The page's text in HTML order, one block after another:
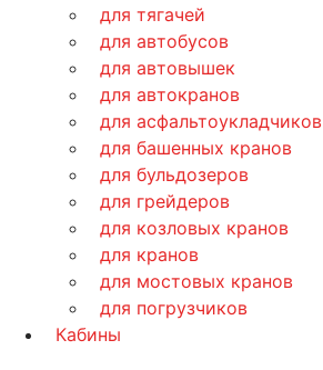
для тягачей
для автобусов
для автовышек
для автокранов
для асфальтоукладчиков
для башенных кранов
для бульдозеров
для грейдеров
для козловых кранов
для кранов
для мостовых кранов
для погрузчиков
Кабины